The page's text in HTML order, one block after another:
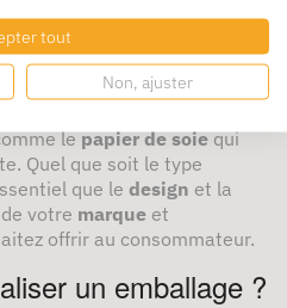
colorésadaptés à
opter pour un
, desboîtes
rouleau de papier cadeau
lepapier de soiequi
Quel que soit le type
que le design et la
votre marque et
offrir au consommateur.
un emballage ?
tout
Non, ajuster